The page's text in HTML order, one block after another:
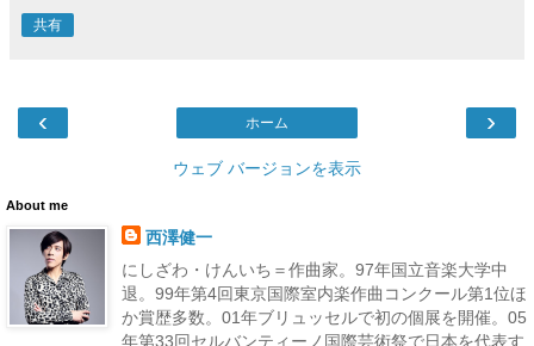
共有
‹ ›
ホーム
ウェブ バージョンを表示
About me
西澤健一
にしざわ・けんいち＝作曲家。97年国立音楽大学中
退。99年第4回東京国際室内楽作曲コンクール第1位ほ
か賞歴多数。01年ブリュッセルで初の個展を開催。05
年第33回セルバンティーノ国際芸術祭で日本を代表す